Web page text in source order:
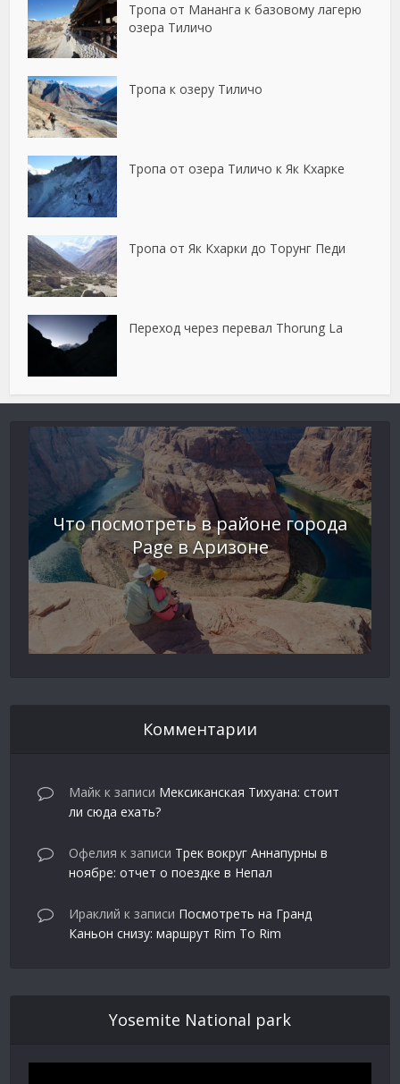
Тропа от Мананга к базовому лагерю
озера Тиличо
Тропа к озеру Тиличо
Тропа от озера Тиличо к Як Кхарке
Тропа от Як Кхарки до Торунг Педи
Переход через перевал Thorung La
Что посмотреть в районе города
Page в Аризоне
Комментарии
Майк к записи Мексиканская Тихуана: стоит
ли сюда ехать?
Офелия к записи Трек вокруг Аннапурны в
ноябре: отчет о поездке в Непал
Ираклий к записи Посмотреть на Гранд
Каньон снизу: маршрут Rim To Rim
Yosemite National park